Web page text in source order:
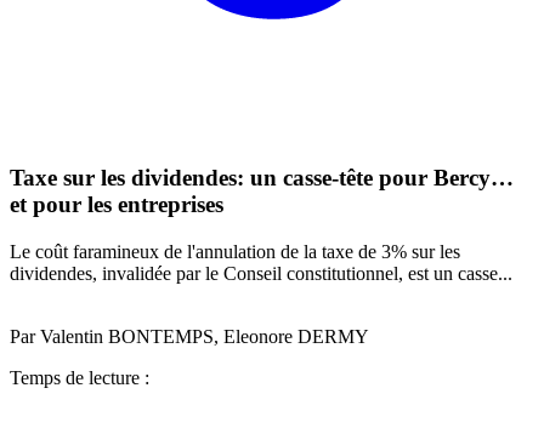
Taxe sur les dividendes: un casse-tête pour Bercy…
et pour les entreprises
Le coût faramineux de l'annulation de la taxe de 3% sur les
dividendes, invalidée par le Conseil constitutionnel, est un casse...
Par Valentin BONTEMPS, Eleonore DERMY
Temps de lecture :